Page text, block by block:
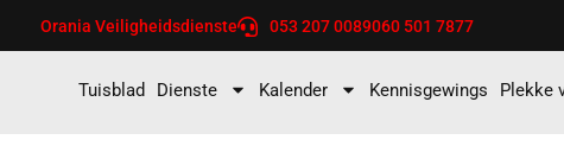
Orania Veiligheidsdienste 053 207 0089060 501 7877
Tuisblad Dienste Kalender Kennisgewings Plekke